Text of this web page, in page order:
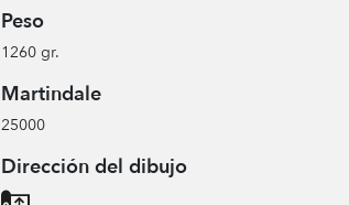
Peso
1260 gr.
Martindale
25000
Dirección del dibujo